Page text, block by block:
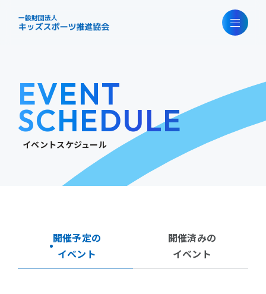
EVENT
SCHEDULE
イベントスケジュール
開催予定の
イベント
開催済みの
イベント